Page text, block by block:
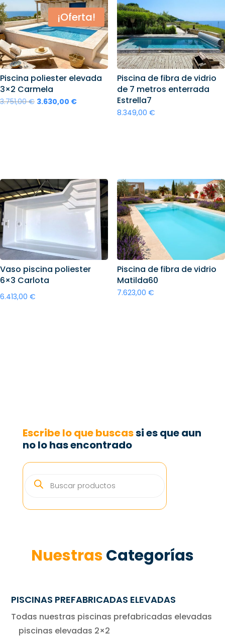
¡Oferta!
Piscina poliester elevada
3×2 Carmela
3.751,00€ El
3.630,00 €El
Piscina de fibra de vidrio
de 7 metros enterrada
Estrella7
8.349,00 €
Vaso piscina poliester
6×3 Carlota
6.413,00 €
Piscina de fibra de vidrio
Matilda60
7.623,00 €
Escribe lo que buscassi es que aun
no lo has encontrado
BÚSQUEDA
NuestrasCategorías
PISCINAS PREFABRICADAS ELEVADAS
Todas nuestras piscinas prefabricadas elevadas
piscinas elevadas 2×2